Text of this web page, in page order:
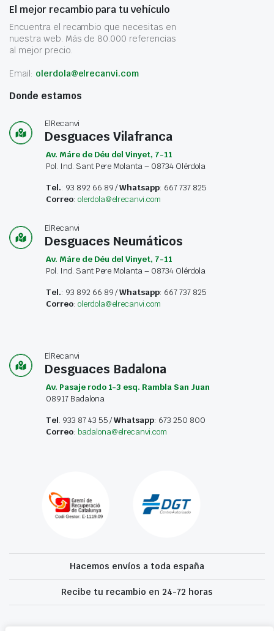
El mejor recambio para tu vehículo
Encuentra el recambio que necesitas en
nuestra web. Más de 80.000 referencias
al mejor precio.
Email: olerdola@elrecanvi.com
Donde estamos
ElRecanvi
Desguaces Vilafranca
Av. Máre de Déu del Vinyet, 7-11
Pol. Ind. Sant Pere Molanta – 08734 Olérdola
Tel.: 93 892 66 89 /Whatsapp: 667 737 825
Correo: olerdola@elrecanvi.com
ElRecanvi
Desguaces Neumáticos
Av. Máre de Déu del Vinyet, 7-11
Pol. Ind. Sant Pere Molanta – 08734 Olérdola
Tel.: 93 892 66 89 /Whatsapp: 667 737 825
Correo: olerdola@elrecanvi.com
ElRecanvi
Desguaces Badalona
Av. Pasaje rodo 1-3 esq. Rambla San Juan
08917 Badalona
Tel. 933 87 43 55 /Whatsapp: 673 250 800
Correo: badalona@elrecanvi.com
Hacemos envíos a toda españa
Recibe tu recambio en 24-72 horas